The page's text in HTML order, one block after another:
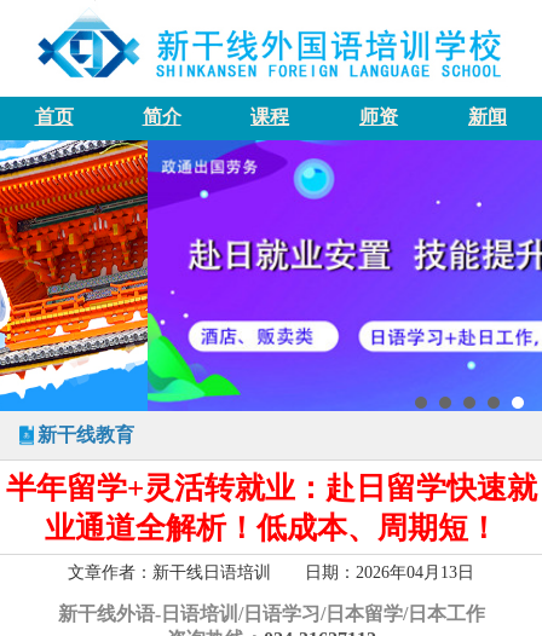
首页 简介 课程 师资 新闻
新干线教育
半年留学+灵活转就业：赴日留学快速就
业通道全解析！低成本、周期短！
文章作者：新干线日语培训 日期：2026年04月13日
新干线外语-日语培训/日语学习/日本留学/日本工作